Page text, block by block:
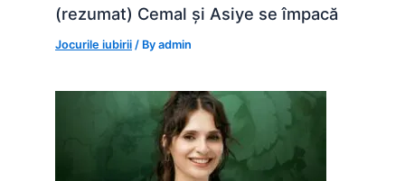
(rezumat) Cemal și Asiye se împacă
Jocurile iubirii / Byadmin